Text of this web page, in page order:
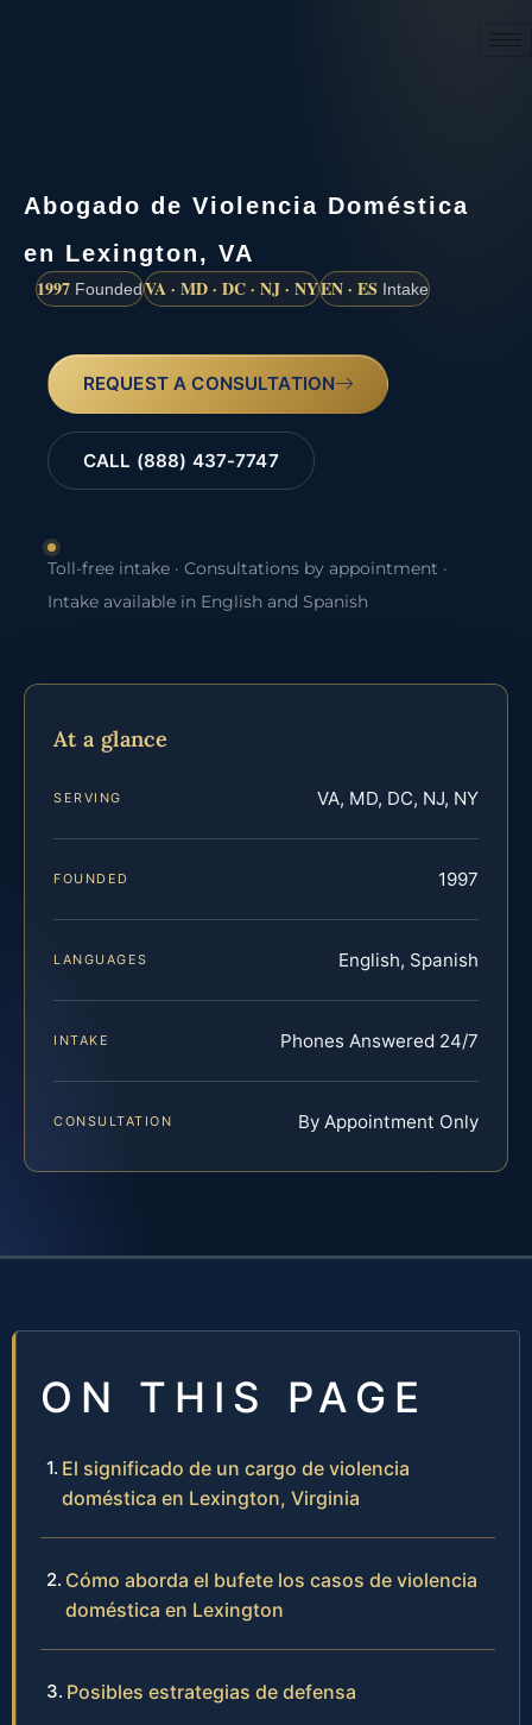
Abogado de Violencia Doméstica
en Lexington, VA
1997 FoundedVA · MD · DC · NJ · NYEN · ES Intake
REQUEST A CONSULTATION
CALL (888) 437-7747
Toll-free intake · Consultations by appointment ·
Intake available in English and Spanish
At a glance
SERVING VA, MD, DC, NJ, NY
FOUNDED 1997
LANGUAGES English, Spanish
INTAKE Phones Answered 24/7
CONSULTATION By Appointment Only
ON THIS PAGE
El significado de un cargo de violencia
doméstica en Lexington, Virginia
Cómo aborda el bufete los casos de violencia
doméstica en Lexington
Posibles estrategias de defensa